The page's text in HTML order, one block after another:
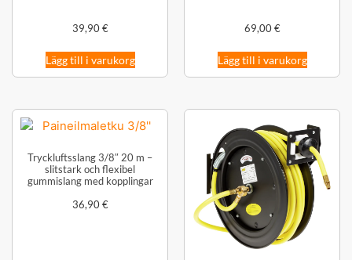
39,90€
Lägg till i varukorg
69,00€
Lägg till i varukorg
Tryckluftsslang 3/8″ 20 m –
slitstark och flexibel
gummislang med kopplingar
36,90€